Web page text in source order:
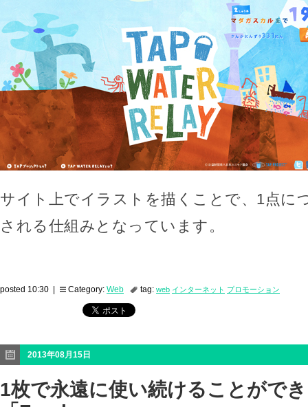
サイト上でイラストを描くことで、1点に
される仕組みとなっています。
posted 10:30 | Category: Web tag: web インターネット プロモーション
2013年08月15日
1枚で永遠に使い続けることがで